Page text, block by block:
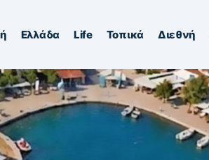
Ελλάδα Life Τοπικά Διεθνή